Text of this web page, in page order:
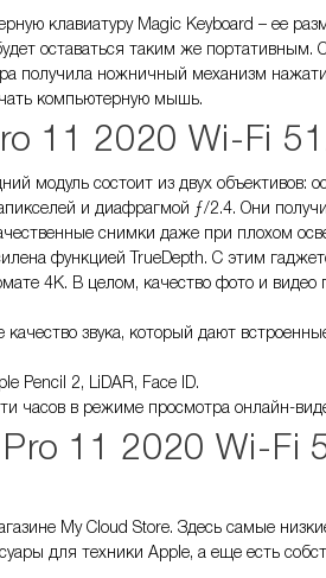
клавиатуру Magic Keyboard – ее
оставаться таким же
получила ножничный механизм
компьютерную мышь.
11 2020 Wi-Fi
модуль состоит из двух
и диафрагмой ƒ/2.4. Они
снимки даже при плохом
функцией TrueDepth. С этим
4К. В целом, качество фото и видео
звука, который дают
Pencil 2, LiDAR, Face ID.
часов в режиме просмотра онлайн-
11 2020 Wi-Fi
My Cloud Store. Здесь самые
для техники Apple, а еще есть